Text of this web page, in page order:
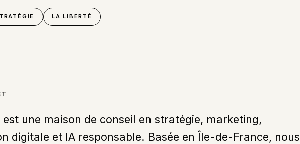
LA LIBERTÉ
est une maison de conseil en stratégie, marketing,
digitale et IA responsable. Basée en Île-de-France, nous